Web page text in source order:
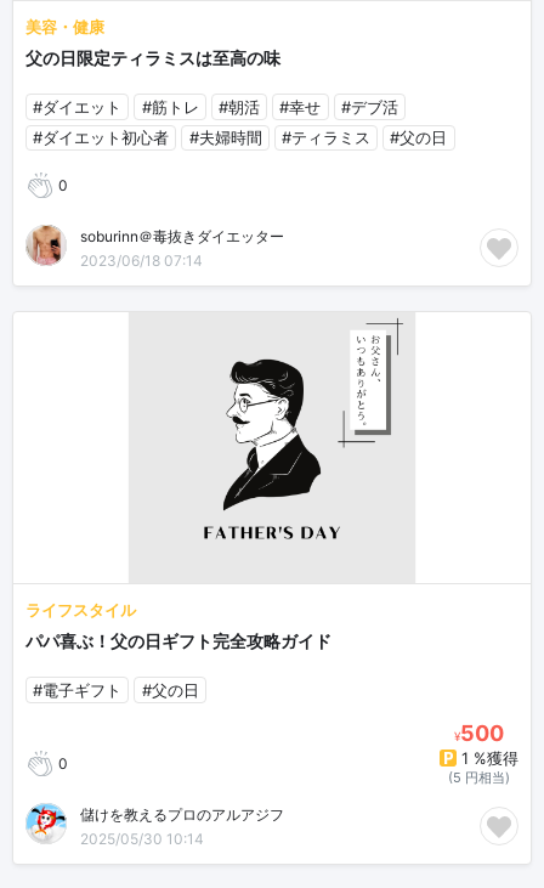
美容・健康
父の日限定ティラミスは至高の味
#ダイエット #筋トレ #朝活 #幸せ
#デブ活
#ダイエット初心者
#夫婦時間 #ティラミス #父の日
0
soburinn＠毒抜きダイエッター
2023/06/18 07:14
ライフスタイル
パパ喜ぶ！父の日ギフト完全攻略ガイド
#電子ギフト #父の日
0
¥500
1 %獲得
(5 円相当)
儲けを教えるプロのアルアジフ
2025/05/30 10:14